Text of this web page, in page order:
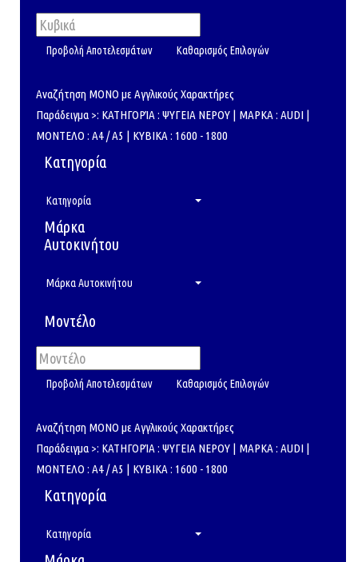
Αναζήτηση ΜΟΝΟ με Αγγλικούς Χαρακτήρες
Παράδειγμα >: ΚΑΤΗΓΟΡΊΑ : ΨΥΓΕΙΑ ΝΕΡΟΥ | ΜΑΡΚΑ : AUDI |
ΜΟΝΤΕΛΟ : A4 / A5 | ΚΥΒΙΚΑ : 1600 - 1800
Κατηγορία
Κατηγορία
Μάρκα
Αυτοκινήτου
Μάρκα Αυτοκινήτου
Μοντέλο
Αναζήτηση ΜΟΝΟ με Αγγλικούς Χαρακτήρες
Παράδειγμα >: ΚΑΤΗΓΟΡΊΑ : ΨΥΓΕΙΑ ΝΕΡΟΥ | ΜΑΡΚΑ : AUDI |
ΜΟΝΤΕΛΟ : A4 / A5 | ΚΥΒΙΚΑ : 1600 - 1800
Κατηγορία
Κατηγορία